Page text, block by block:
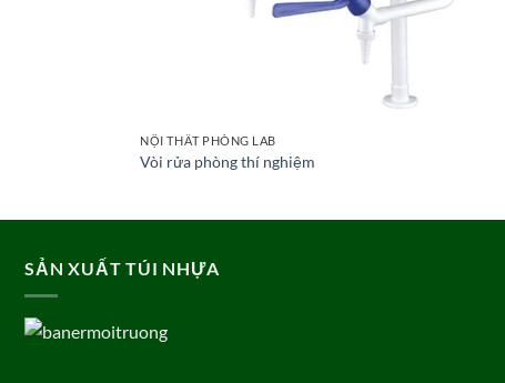
NỘI THẤT PHÒNG LAB
Vòi rửa phòng thí nghiệm
SẢN XUẤT TÚI NHỰA